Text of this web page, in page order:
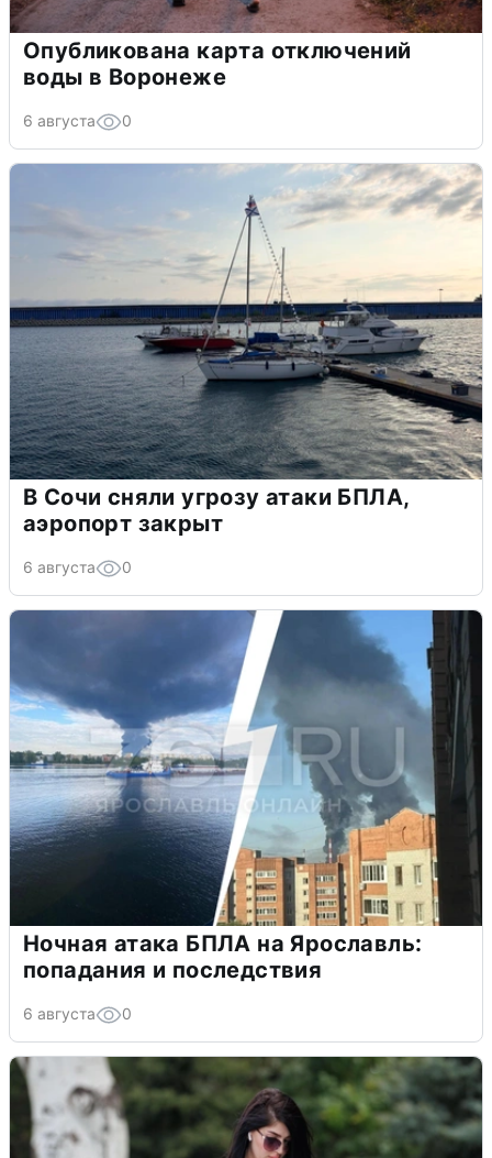
Опубликована карта отключений
воды в Воронеже
6 августа 0
В Сочи сняли угрозу атаки БПЛА,
аэропорт закрыт
6 августа 0
Ночная атака БПЛА на Ярославль:
попадания и последствия
6 августа 0